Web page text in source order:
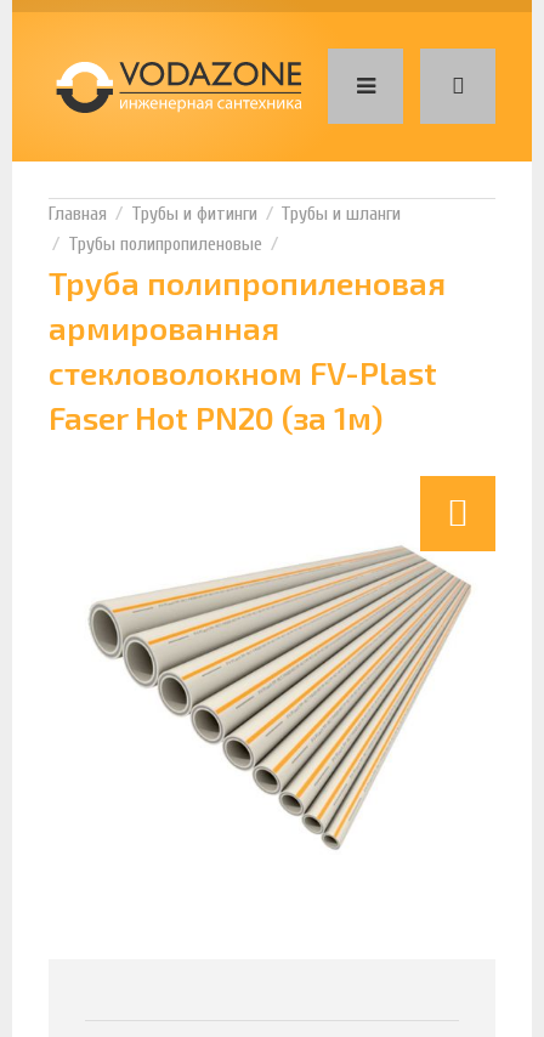
Трубы и фитинги
Трубы и шланги
Трубы полипропиленовые
Труба полипропиленовая
армированная
стекловолокном FV-Plast
Faser Hot PN20 (за 1м)